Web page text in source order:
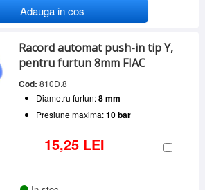
Adauga in cos
Racord automat push-in tip Y,
pentru furtun 8mm FIAC
Cod: 810D.8
Diametru furtun:8 mm
Presiune maxima:10 bar
15,25 LEI